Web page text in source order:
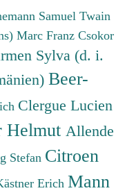
Samuel Twain
Marc Franz Csokor
Sylva (d. i.
Beer-
Clergue Lucien
Helmut Allende
Stefan Citroen
Erich Mann